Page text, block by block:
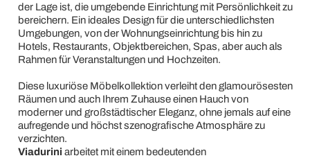
der Lage ist, die umgebende Einrichtung mit Persönlichkeit zu
bereichern. Ein ideales Design für die unterschiedlichsten
Umgebungen, von der Wohnungseinrichtung bis hin zu
Hotels, Restaurants, Objektbereichen, Spas, aber auch als
Rahmen für Veranstaltungen und Hochzeiten.
Diese luxuriöse Möbelkollektion verleiht den glamourösesten
Räumen und auch Ihrem Zuhause einen Hauch von
moderner und großstädtischer Eleganz, ohne jemals auf eine
aufregende und höchst szenografische Atmosphäre zu
verzichten.
Viadurini arbeitet mit einem bedeutenden